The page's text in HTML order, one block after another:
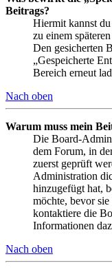
Beitrags?
Hiermit kannst
zu einem
Den gesicherten
„Gespeicherte
Bereich erneut
Nach oben
Warum muss mein
Die Board-
dem Forum, in
zuerst geprüft
Administration
hinzugefügt hat,
möchte, bevor
kontaktiere die
Informationen
Nach oben